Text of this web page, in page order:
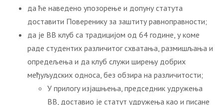
да ће наведено упозорење и допуну статута
доставити Поверенику за заштиту равноправности;
да је ВВ клуб са традицијом од 64 године, у коме
раде студентих различитог схватања, размишљања и
опредељења и да клуб служи ширењу добрих
међуљудских односа, без обзира на различитости;
У прилогу изјашњења, председник удружења
ВВ, доставио је статут удружења као и писане